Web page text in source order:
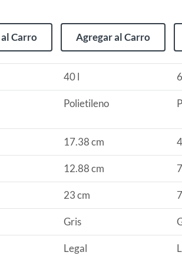
devolución y cambio:
tecnología, línea blanca, colchones,
Carro Agregar al Carro
40 l
Polietileno
17.38 cm
12.88 cm
23 cm
Gris
Legal